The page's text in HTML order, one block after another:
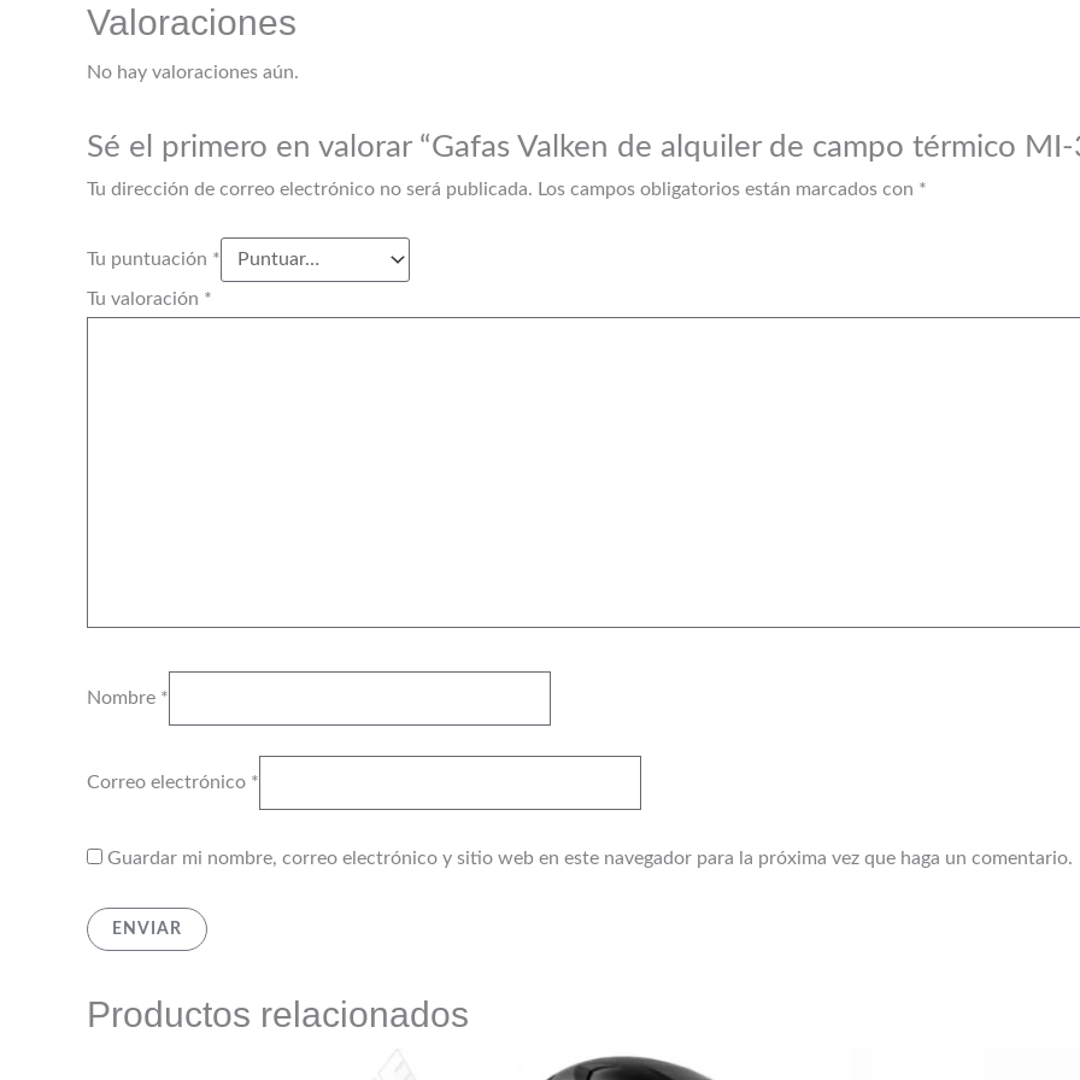
Valoraciones
No hay valoraciones aún.
Sé el primero en valorar “Gafas Valken de alquiler de campo térmico MI-
Tu dirección de correo electrónico no será publicada. Los campos obligatorios están marcados con *
Tu puntuación *
Tu valoración *
Nombre *
Correo electrónico *
Guardar mi nombre, correo electrónico y sitio web en este navegador para la próxima vez que haga un comentario.
Productos relacionados